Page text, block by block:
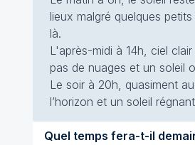
lieux malgré quelques
là.
L'après-midi à 14h, ciel
pas de nuages et un soleil
Le soir à 20h, quasiment
l’horizon et un soleil
Quel temps fera-t-il demain